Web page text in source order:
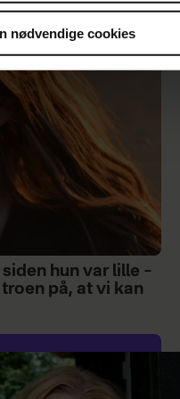
nødvendige cookies
hun var lille –
på, at vi kan